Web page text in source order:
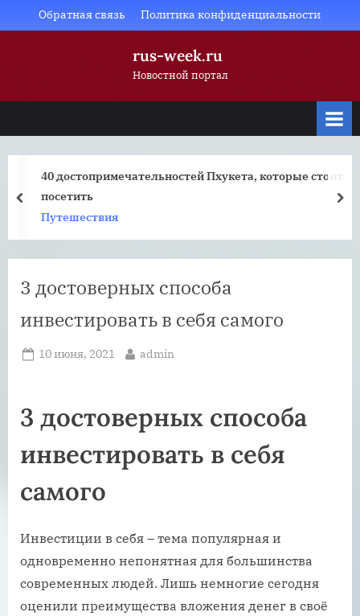
to
Обратная связь Политика конфиденциальности
rus-week.ru
Новостной портал
40 достопримечательностей Пхукета, которые стоит
посетить
Путешествия
prev
3 достоверных способа
инвестировать в себя самого
Posted
10 июня, 2021 By
admin
3 достоверных способа
инвестировать в себя
самого
Инвестиции в себя – тема популярная и
одновременно непонятная для большинства
современных людей. Лишь немногие сегодня
оценили преимущества вложения денег в своё